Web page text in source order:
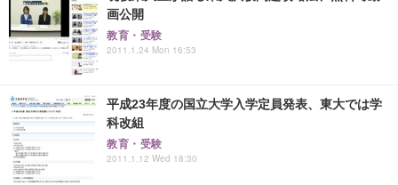
画公開
教育・受験
2011.1.24 Mon 16:53
平成23年度の国立大学入学定員発表、東大では学
科改組
教育・受験
2011.1.12 Wed 18:30